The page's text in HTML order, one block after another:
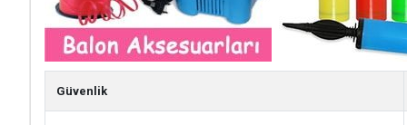
Güvenlik